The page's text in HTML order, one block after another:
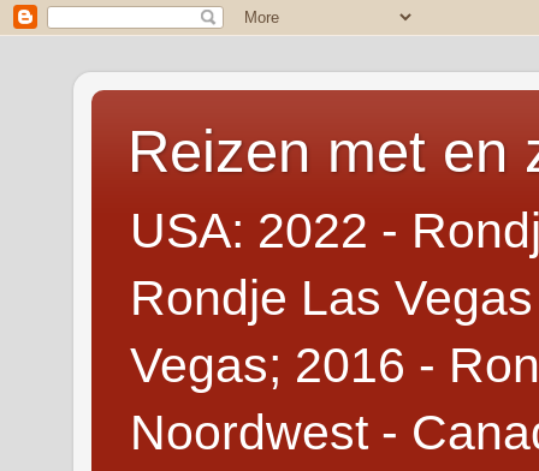
Reizen met en
USA: 2022 -
Rondje Las
Vegas; 2016 -
Noordwest -